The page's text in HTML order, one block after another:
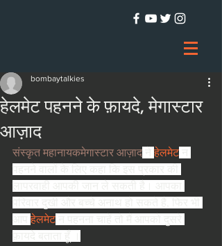
हेलमेट पहनने के फ़ायदे, मेगास्टार
आज़ाद
bombaytalkies
संस्कृत महानायकमेगास्टार आज़ाद हेलमेट
हेलमेट